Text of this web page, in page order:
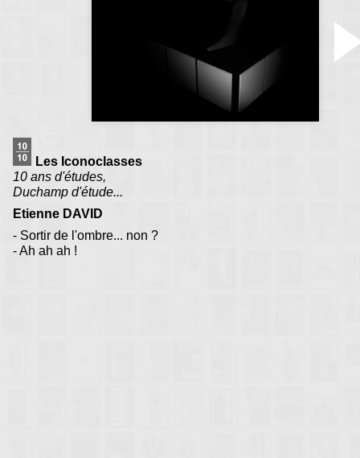
Les Iconoclasses
10 ans d'études,
Duchamp d'étude...
Etienne DAVID
- Sortir de l'ombre... non ?
- Ah ah ah !